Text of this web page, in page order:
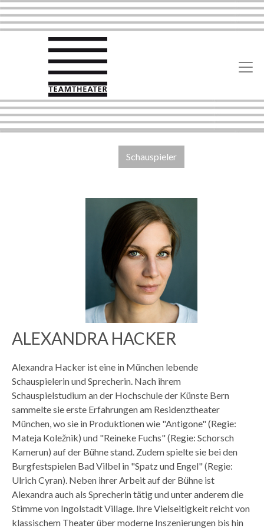
Schauspieler
ALEXANDRA HACKER
Alexandra Hacker ist eine in München lebende
Schauspielerin und Sprecherin. Nach ihrem
Schauspielstudium an der Hochschule der Künste Bern
sammelte sie erste Erfahrungen am Residenztheater
München, wo sie in Produktionen wie "Antigone" (Regie:
Mateja Koležnik) und "Reineke Fuchs" (Regie: Schorsch
Kamerun) auf der Bühne stand. Zudem spielte sie bei den
Burgfestspielen Bad Vilbel in "Spatz und Engel" (Regie:
Ulrich Cyran). Neben ihrer Arbeit auf der Bühne ist
Alexandra auch als Sprecherin tätig und unter anderem die
Stimme von Ingolstadt Village. Ihre Vielseitigkeit reicht von
klassischem Theater über moderne Inszenierungen bis hin